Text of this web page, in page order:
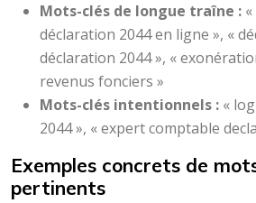
Mots-clés de longue traîne :
déclaration 2044 en ligne », «
déclaration 2044 », «
revenus fonciers »
Mots-clés intentionnels : «
2044 », « expert comptable
Exemples concrets de
pertinents